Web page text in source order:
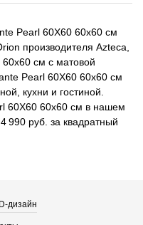
Pearl 60X60 60x60 см
производителя Azteca,
см с матовой
Pearl 60X60 60x60 см
кухни и гостиной.
60X60 60x60 см в нашем
990 руб. за квадратный
дизайн